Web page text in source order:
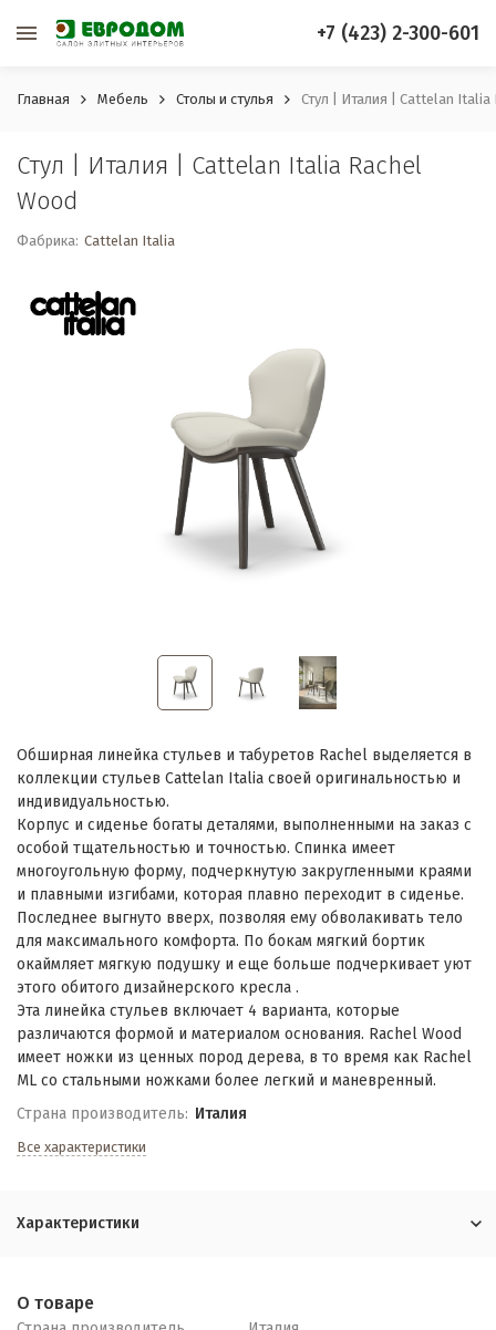
+7 (423) 2-300-601
Главная Мебель Столы и стулья Стул | Италия | Cattelan Italia
Стул | Италия | Cattelan Italia Rachel
Wood
Фабрика: Cattelan Italia
Обширная линейка стульев и табуретов Rachel выделяется в
коллекции стульев Cattelan Italia своей оригинальностью и
индивидуальностью.
Корпус и сиденье богаты деталями, выполненными на заказ с
особой тщательностью и точностью. Спинка имеет
многоугольную форму, подчеркнутую закругленными краями
и плавными изгибами, которая плавно переходит в сиденье.
Последнее выгнуто вверх, позволяя ему обволакивать тело
для максимального комфорта. По бокам мягкий бортик
окаймляет мягкую подушку и еще больше подчеркивает уют
этого обитого дизайнерского кресла .
Эта линейка стульев включает 4 варианта, которые
различаются формой и материалом основания. Rachel Wood
имеет ножки из ценных пород дерева, в то время как Rachel
ML со стальными ножками более легкий и маневренный.
Страна производитель: Италия
Все характеристики
Характеристики
О товаре